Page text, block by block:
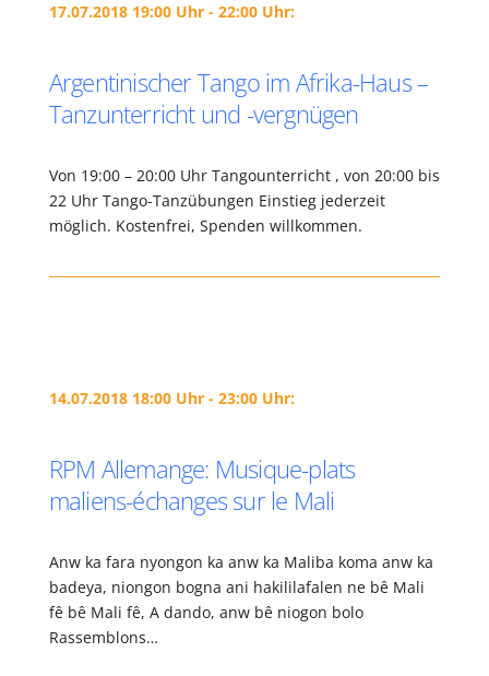
17.07.2018 19:00 Uhr - 22:00 Uhr:
Argentinischer Tango im Afrika-Haus –
Tanzunterricht und -vergnügen
Von 19:00 – 20:00 Uhr Tangounterricht , von 20:00 bis
22 Uhr Tango-Tanzübungen Einstieg jederzeit
möglich. Kostenfrei, Spenden willkommen.
14.07.2018 18:00 Uhr - 23:00 Uhr:
RPM Allemange: Musique-plats
maliens-échanges sur le Mali
Anw ka fara nyongon ka anw ka Maliba koma anw ka
badeya, niongon bogna ani hakililafalen ne bê Mali
fê bê Mali fê, A dando, anw bê niogon bolo
Rassemblons…